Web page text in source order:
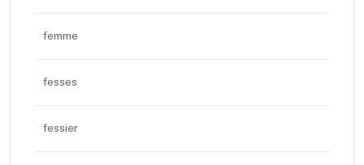
femme
fesses
fessier